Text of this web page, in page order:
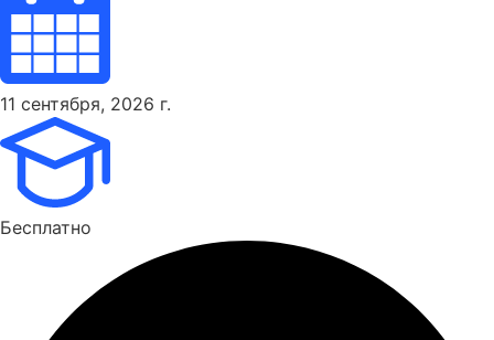
11 сентября, 2026 г.
Бесплатно